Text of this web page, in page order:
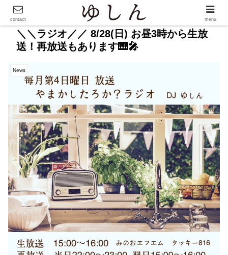
＼＼ラジオ／／ 8/28(日) お昼3時から生放
送！再放送もあります🎹🎤
News
contact menu